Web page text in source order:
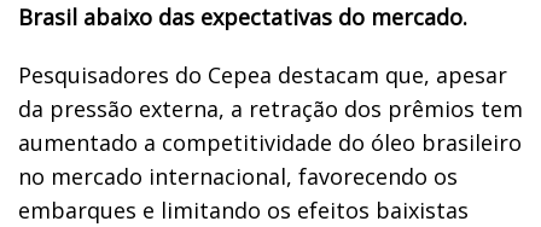
Brasil abaixo das expectativas do mercado.
Pesquisadores do Cepea destacam que, apesar
da pressão externa, a retração dos prêmios tem
aumentado a competitividade do óleo brasileiro
no mercado internacional, favorecendo os
embarques e limitando os efeitos baixistas